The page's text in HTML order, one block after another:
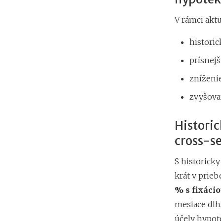
V rámci
cross-
S
krát v
% s
mesiace
účely